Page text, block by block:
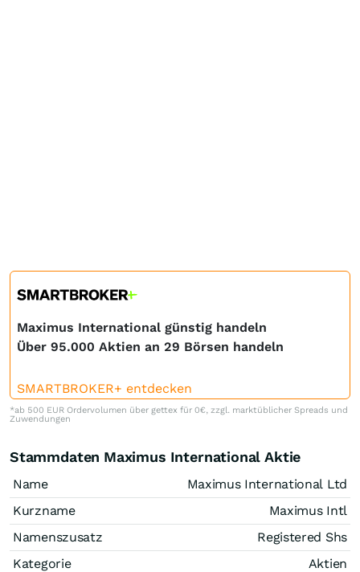
Maximus International günstig handeln
Über 95.000 Aktien an 29 Börsen handeln
SMARTBROKER+ entdecken
*ab 500 EUR Ordervolumen über gettex für 0€, zzgl. marktüblicher Spreads und
Zuwendungen
Stammdaten Maximus International Aktie
Name
Maximus International Ltd
Kurzname
Maximus Intl
Namenszusatz
Registered Shs
Kategorie
Aktien